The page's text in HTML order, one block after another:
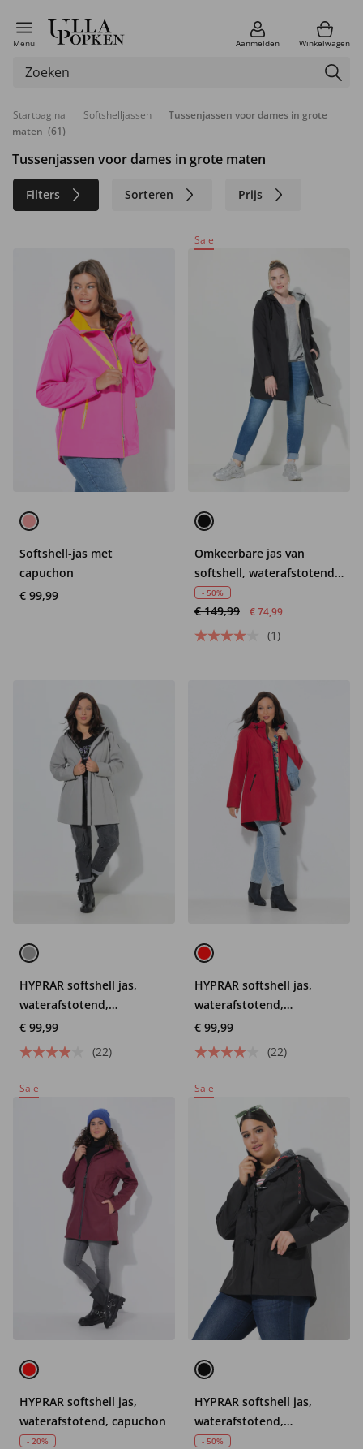
Menu Aanmelden Winkelwagen
Startpagina | Softshelljassen | Tussenjassen voor dames in grote
maten (61)
Tussenjassen voor dames in grote maten
Filters Sorteren Prijs
Materiaal
Softshell-jas met
capuchon
€ 99,99
Sale
Omkeerbare jas van
softshell, waterafstotend,
capuchon
- 50%
€ 149,99 € 74,99
(1)
HYPRAR softshell jas,
waterafstotend,
fleecevoering
€ 99,99
(22)
HYPRAR softshell jas,
waterafstotend,
fleecevoering
€ 99,99
(22)
Sale
HYPRAR softshell jas,
waterafstotend, capuchon
- 20%
Sale
HYPRAR softshell jas,
waterafstotend,
knoopsluiting
- 50%